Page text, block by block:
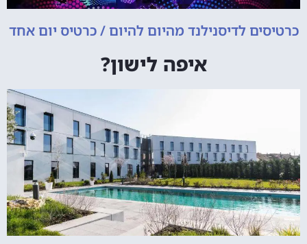
כרטיסים לדיסנילנד מהיום להיום / כרטיס יום אחד
איפה לישון?